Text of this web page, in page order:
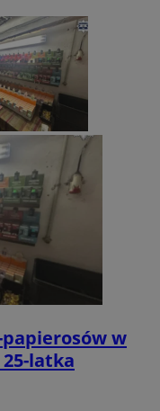
papierosów w
latka